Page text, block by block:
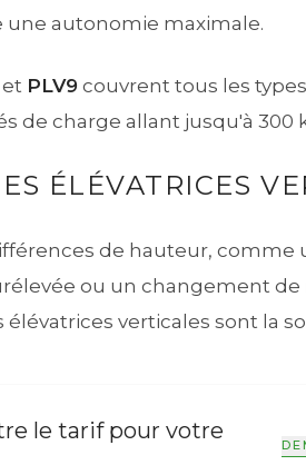
autonomie maximale.
et PLV9 couvrent tous les
de charge allant jusqu'à 300
ÉLÉVATRICES
de hauteur, comme
ou un changement de
verticales sont la
le tarif pour votre